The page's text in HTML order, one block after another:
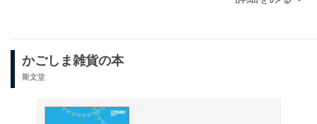
かごしま雑貨の本
斯文堂